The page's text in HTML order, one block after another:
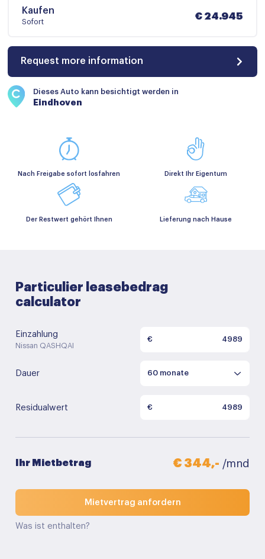
Kaufen
Sofort
€ 24.945
Request more information
Dieses Auto kann besichtigt werden in
Eindhoven
Nach Freigabe sofort losfahren Direkt Ihr Eigentum
Der Restwert gehört Ihnen Lieferung nach Hause
Particulier leasebedrag
calculator
Einzahlung
Nissan QASHQAI
€
Dauer
Residualwert €
Ihr Mietbetrag € 344,- /mnd
Mietvertrag anfordern
Was ist enthalten?